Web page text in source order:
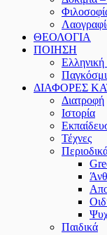
ΘΕΟΛΟΓΙΑ
ΠΟΙΗΣΗ
ΔΙΑΦΟΡΕΣ
Διατροφή
Ιστορία
Τέχνες
Παιδικά